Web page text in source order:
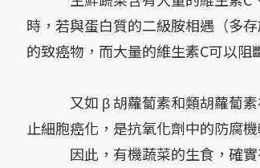
時，若與蛋白質的二級胺相遇（多
的致癌物，而大量的維生素C可以
又如 β 胡蘿蔔素和類胡蘿蔔素
止細胞癌化，是抗氧化劑中的防腐機
因此，有機蔬菜的生食，確實有